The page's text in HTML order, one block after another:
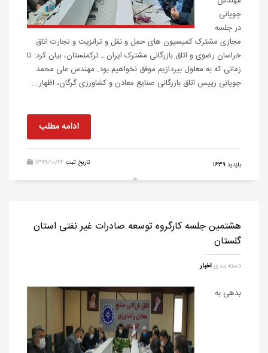
چوپانی
در جلسه
مجازی مشترک کمیسیون های حمل و نقل و ترانزیت و تجارت اتاق
خراسان رضوی و اتاق بازرگانی مشترک ایران ـ ترکمنستان، بیان کرد: تا
زمانی که به معلول بپردازیم موفق نخواهیم بود. مهندس علی محمد
چوپانی رییس اتاق بازرگانی صنایع معادن و کشاورزی گرگان، اظهار...
ادامه مطلب
1399/10/24 تاریخ ثبت بازدید 1639
هشتمین جلسه کارگروه توسعه صادرات غیر نفتی استان
گلستان
دسته بندیاخبار
بدهی به